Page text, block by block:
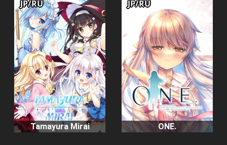
Tamayura Mirai
JP/RU
ONE.
JP/RU